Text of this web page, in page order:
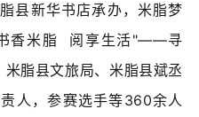
县新华书店承办，米脂梦
香米脂 阅享生活"——寻
米脂县文旅局、米脂县斌丞
人，参赛选手等360余人